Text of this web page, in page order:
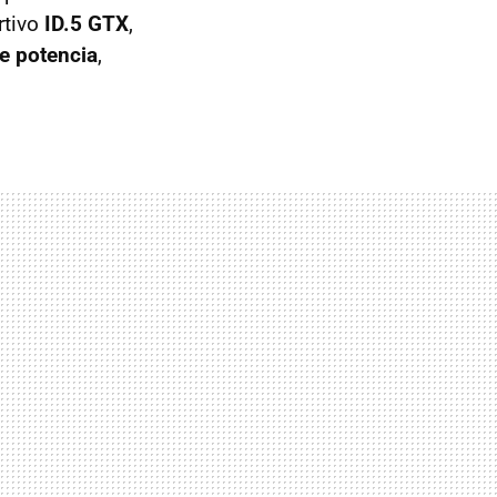
ID.5 GTX,
potencia,